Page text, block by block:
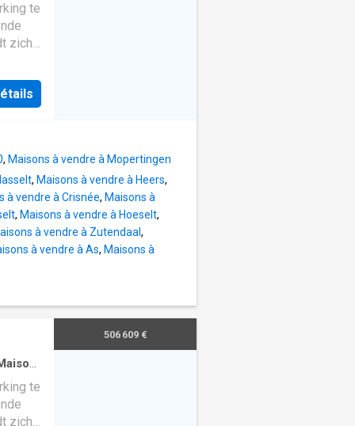
te
zich
Via
-1,
de
voor
, Maisons à vendre à Mopertingen
, Maisons à vendre à Heers,
à vendre à Crisnée, Maisons à
, Maisons à vendre à Hoeselt,
à vendre à Zutendaal ,
à vendre à As, Maisons à
te
zich
506 609 €